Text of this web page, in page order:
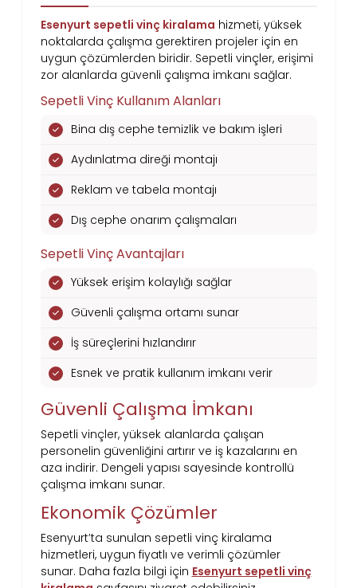
Esenyurt sepetli vinç kiralama hizmeti, yüksek
noktalarda çalışma gerektiren projeler için en
uygun çözümlerden biridir. Sepetli vinçler, erişimi
zor alanlarda güvenli çalışma imkanı sağlar.
Sepetli Vinç Kullanım Alanları
Bina dış cephe temizlik ve bakım işleri
Aydınlatma direği montajı
Reklam ve tabela montajı
Dış cephe onarım çalışmaları
Sepetli Vinç Avantajları
Yüksek erişim kolaylığı sağlar
Güvenli çalışma ortamı sunar
İş süreçlerini hızlandırır
Esnek ve pratik kullanım imkanı verir
Güvenli Çalışma İmkanı
Sepetli vinçler, yüksek alanlarda çalışan
personelin güvenliğini artırır ve iş kazalarını en
aza indirir. Dengeli yapısı sayesinde kontrollü
çalışma imkanı sunar.
Ekonomik Çözümler
Esenyurt’ta sunulan sepetli vinç kiralama
hizmetleri, uygun fiyatlı ve verimli çözümler
sunar. Daha fazla bilgi için Esenyurt sepetli vinç